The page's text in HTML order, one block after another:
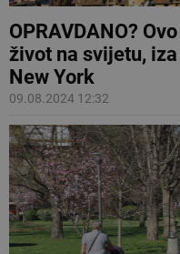
OPRAVDANO?
život na svijetu,
New York
09.08.2024 12:32